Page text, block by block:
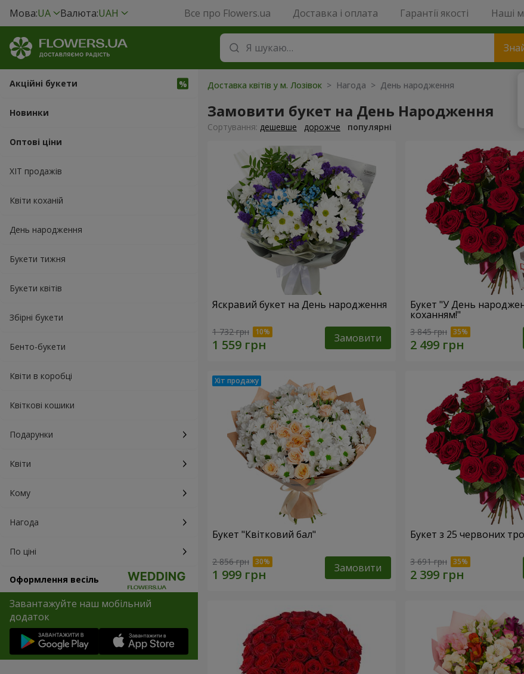
Мова:UA Валюта:UAH Все про Flowers.ua Доставка і оплата Гарантії якості Наші
Акційні букети
Новинки
Оптові ціни
ХІТ продажів
Квіти коханій
День народження
Букети тижня
Букети квітів
Збірні букети
Бенто-букети
Квіти в коробці
Квіткові кошики
Подарунки
Квіти
Кому
Нагода
По ціні
Оформлення весіль
Завантажуйте наш мобільний
додаток
Доставка квітів у м. Лозівок > Нагода > День народження
Замовити букет на День Народження
Сортування: дешевше дорожче популярні
Яскравий букет на День народження
1 732 грн Замовити
Букет "У День
коханням!"
3 845 грн
Букет "Квітковий бал"
2 856 грн Замовити
Букет з 25 червоних
3 691 грн